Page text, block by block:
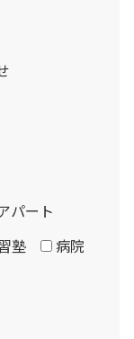
合はご相談下さ
申請や、近隣と
許可取り、住民
ハウスメーカー
合や、お客様以
は、別途諸経費
パート
塾
病院